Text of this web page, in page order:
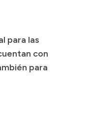
para las
con
para